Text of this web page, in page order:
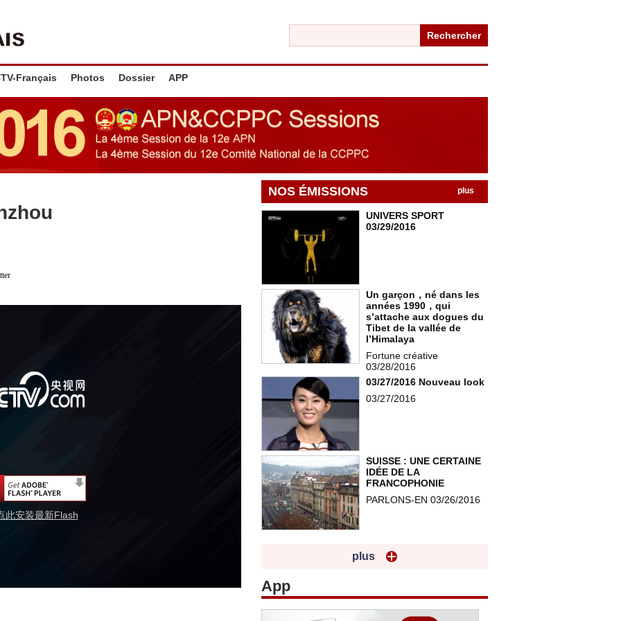
Rechercher
Français Photos Dossier APP
此安装最新Flash
NOS ÉMISSIONS plus
UNIVERS SPORT
03/29/2016
Un garçon，né dans les
années 1990，qui
s’attache aux dogues du
Tibet de la vallée de
l’Himalaya
Fortune créative
03/28/2016
03/27/2016 Nouveau look
03/27/2016
SUISSE : UNE CERTAINE
IDÉE DE LA
FRANCOPHONIE
PARLONS-EN 03/26/2016
plus
App